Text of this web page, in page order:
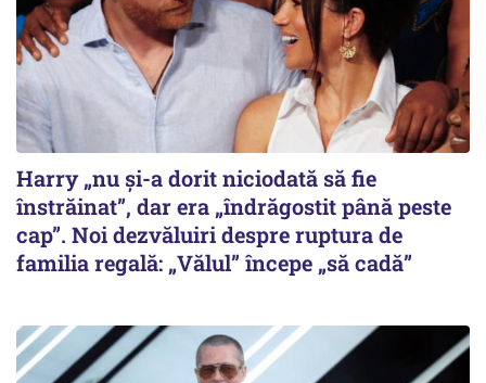
Harry „nu și-a dorit niciodată să fie
înstrăinat”, dar era „îndrăgostit până peste
cap”. Noi dezvăluiri despre ruptura de
familia regală: „Vălul” începe „să cadă”